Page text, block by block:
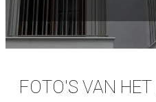
FOTO'S VAN HET